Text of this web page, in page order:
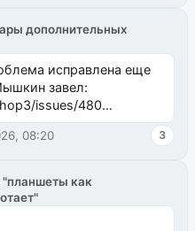
дополнительных
исправлена еще
завел:
issues/480
issues/481Исправим
08:20 3
как